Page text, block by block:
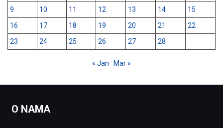
9
10 11 12 13 14
15
16
17 18 19 20 21
22
23
24 25 26 27 28
« Jan Mar »
O NAMA